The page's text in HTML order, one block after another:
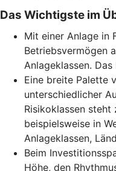
Das Wichtigste im
Mit einer Anlage in
Betriebsvermögen
Anlageklassen.
Eine breite Palette
unterschiedlicher
Risikoklassen steht
beispielsweise in
Anlageklassen,
Beim
Höhe, den